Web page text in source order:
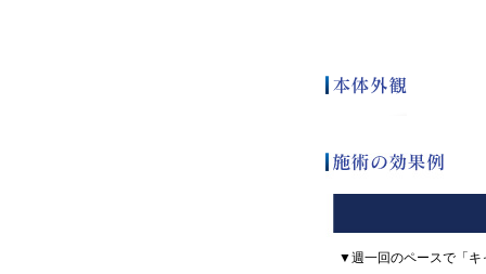
▼週一回のペースで「キ